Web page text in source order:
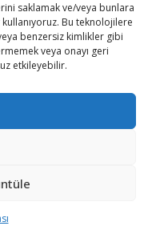
saklamak ve/veya bunlara
Bu teknolojilere
benzersiz kimlikler gibi
veya onayı geri
etkileyebilir.
Zafer Bayramı’nda
Gaz Sahası’na
Şirketine Yüzde 15
edecek